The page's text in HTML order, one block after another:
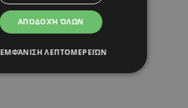
ΑΠΟΔΟΧΉ ΌΛΩΝ
ΕΜΦΆΝΙΣΗ ΛΕΠΤΟΜΕΡΕΙΏΝ